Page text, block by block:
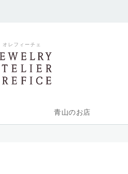
オレフィーチェ
青山のお店